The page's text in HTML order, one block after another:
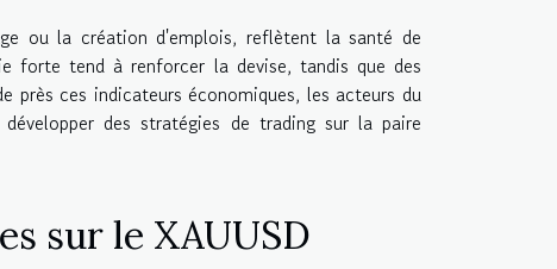
ou la création d'emplois, reflètent la santé de
forte tend à renforcer la devise, tandis que des
près ces indicateurs économiques, les acteurs du
des stratégies de trading sur la paire
sur le XAUUSD